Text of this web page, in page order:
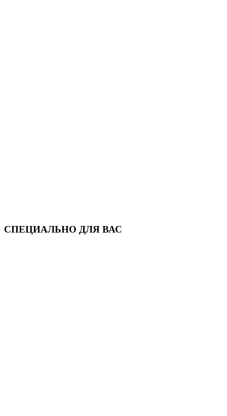
СПЕЦИАЛЬНО ДЛЯ ВАС